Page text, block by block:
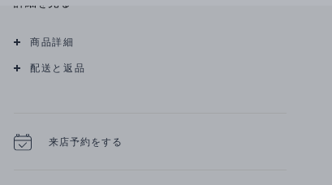
スターリングシルバーとカラーストーンを組み合
ムーンライト(MOONLIGHT)というコレクションの
商品詳細
配送と返品
来店予約をする